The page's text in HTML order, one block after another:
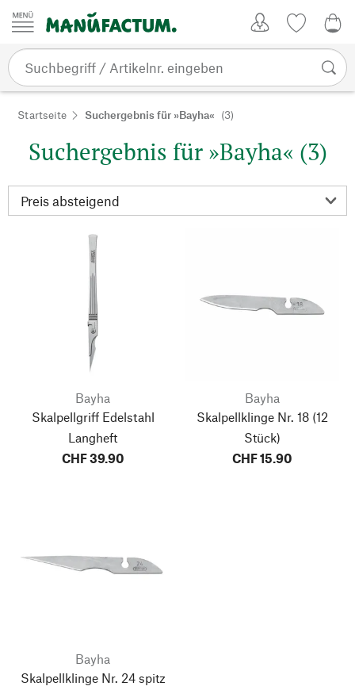
Zum Inhalt springen
Startseite Suchergebnis für »Bayha« (3)
Suchergebnis für »Bayha« (3)
Bayha
Skalpellgriff Edelstahl
Langheft
CHF 39.90
Bayha
Skalpellklinge Nr. 18 (12
Stück)
CHF 15.90
Bayha
Skalpellklinge Nr. 24 spitz